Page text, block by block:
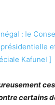
: le
Kafunel ]
certains